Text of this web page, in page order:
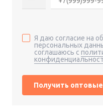
Я даю согласие на
персональных
соглашаюсь с